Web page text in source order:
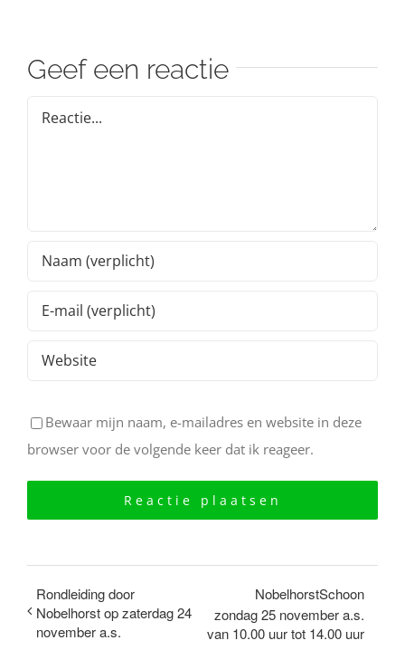
Geef een reactie
Reactie
Bewaar mijn naam, e-mailadres en website in deze
browser voor de volgende keer dat ik reageer.
Rondleiding door
Nobelhorst op zaterdag 24
november a.s.
NobelhorstSchoon
zondag 25 november a.s.
van 10.00 uur tot 14.00 uur